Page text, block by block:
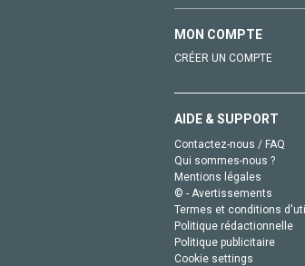
MON COMPTE
CRÉER UN COMPTE
AIDE & SUPPORT
Contactez-nous / FAQ
Qui sommes-nous ?
Mentions légales
© - Avertissements
Termes et conditions
Politique rédactionnelle
Politique publicitaire
Cookie settings